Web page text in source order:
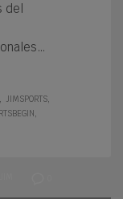
JIMSPORTS